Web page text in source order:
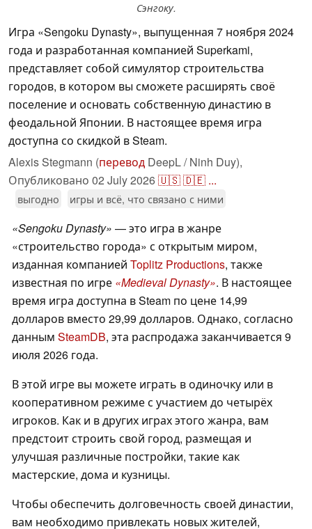
Сэнгоку.
Игра «Sengoku Dynasty», выпущенная 7 ноября 2024
года и разработанная компанией Superkami,
представляет собой симулятор строительства
городов, в котором вы сможете расширять своё
поселение и основать собственную династию в
феодальной Японии. В настоящее время игра
доступна со скидкой в Steam.
Alexis Stegmann (перевод DeepL / Ninh Duy),
Опубликовано 02 July 2026🇺🇸🇩🇪 ...
выгодно игры и всё, что связано с ними
«Sengoku Dynasty» — это игра в жанре
«строительство города» с открытым миром,
изданная компанией Toplitz Productions, также
известная по игре «Medieval Dynasty». В настоящее
время игра доступна в Steam по цене 14,99
долларов вместо 29,99 долларов. Однако, согласно
данным SteamDB, эта распродажа заканчивается 9
июля 2026 года.
В этой игре вы можете играть в одиночку или в
кооперативном режиме с участием до четырёх
игроков. Как и в других играх этого жанра, вам
предстоит строить свой город, размещая и
улучшая различные постройки, такие как
мастерские, дома и кузницы.
Чтобы обеспечить долговечность своей династии,
вам необходимо привлекать новых жителей,